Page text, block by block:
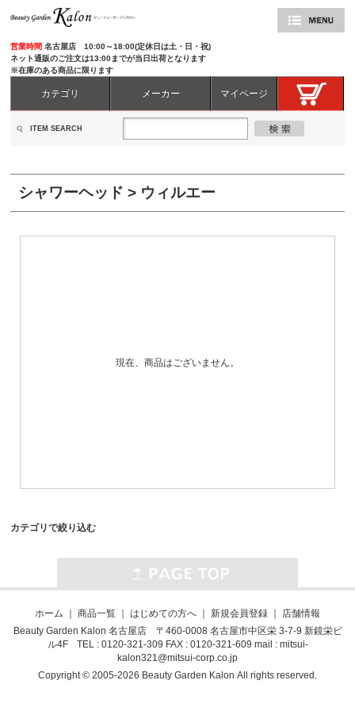
営業時間名古屋店 10:00～18:00(定休日は土・日・祝)
ネット通販のご注文は13:00までが当日出荷となります
※在庫のある商品に限ります
カテゴリ メーカー マイページ
ITEM SEARCH
シャワーヘッド > ウィルエー
現在、商品はございません。
カテゴリで絞り込む
ホーム 商品一覧 はじめての方へ 新規会員登録
店舗情報
Beauty Garden Kalon 名古屋店 〒460-0008 名古屋市中区栄 3-7-9 新鏡栄ビ
ル4F TEL : 0120-321-309 FAX : 0120-321-609 mail : mitsui-
kalon321@mitsui-corp.co.jp
Copyright © 2005-2026 Beauty Garden Kalon All rights reserved.